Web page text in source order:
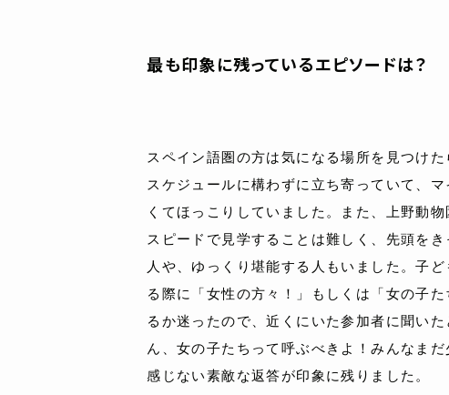
最も印象に残っているエピソードは？
スペイン語圏の方は気になる場所を見つけ
スケジュールに構わずに立ち寄っていて、
くてほっこりしていました。また、上野動
スピードで見学することは難しく、先頭をき
人や、ゆっくり堪能する人もいました。子
る際に「女性の方々！」もしくは「女の子
るか迷ったので、近くにいた参加者に聞いた
ん、女の子たちって呼ぶべきよ！みんなま
感じない素敵な返答が印象に残りました。